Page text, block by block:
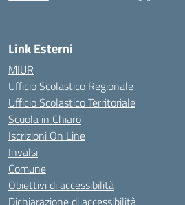
Link Esterni
MIUR
Ufficio Scolastico Regionale
Ufficio Scolastico Territoriale
Scuola in Chiaro
Iscrizioni On Line
Invalsi
Comune
Obiettivi di accessibilità
Dichiarazione di accessibilità